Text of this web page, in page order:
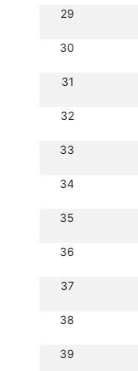
29
30
31
32
33
34
35
36
37
38
39